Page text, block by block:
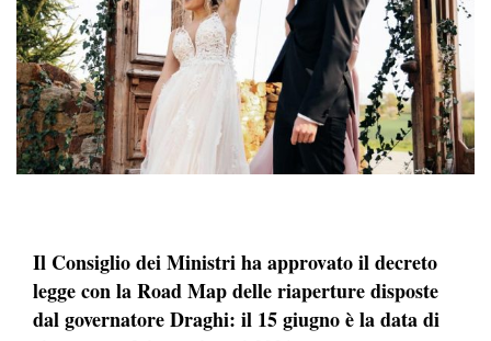
Il Consiglio dei Ministri ha approvato il decreto
legge con la Road Map delle riaperture disposte
dal governatore Draghi: il 15 giugno è la data di